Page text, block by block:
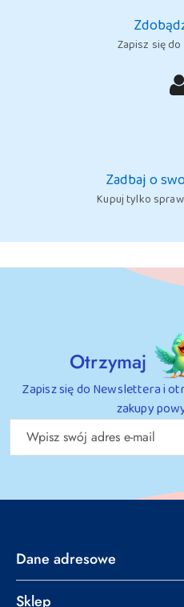
Zapisz się
Zadbaj o
Kupuj tylko
Otrzymaj
Zapisz się do Newslettera i
zakupy
Dane adresowe
Sklep